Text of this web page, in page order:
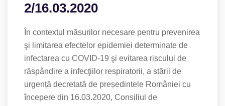
2/16.03.2020
În contextul măsurilor necesare pentru prevenirea
şi limitarea efectelor epidemiei determinate de
infectarea cu COVID-19 şi evitarea riscului de
răspândire a infecţiilor respiratorii, a stării de
urgență decretată de președintele României cu
începere din 16.03.2020, Consiliul de